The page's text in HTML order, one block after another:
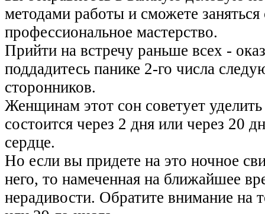
методами работы и сможете
профессиональное мастерство.
Прийти на встречу раньше всех -
поддадитесь панике 2-го числа
сторонников.
Женщинам этот сон советует
состоится через 2 дня или через 20
сердце.
Но если вы придете на это ночное
него, то намеченная на ближайшее
нерадивости. Обратите внимание на